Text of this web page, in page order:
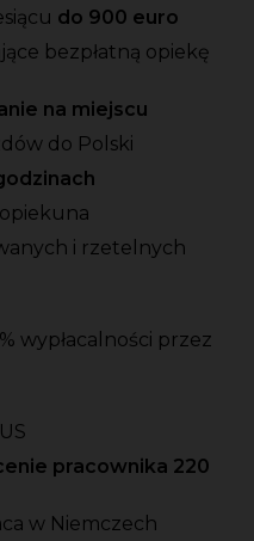
do 900 euro
bezpłatną opiekę
na miejscu
do Polski
i rzetelnych
wypłacalności przez
pracownika 220
w Niemczech